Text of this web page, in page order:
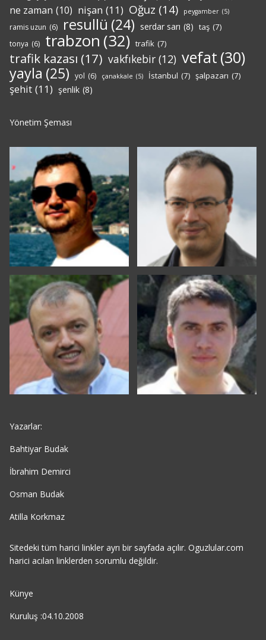
ne zaman (10) nişan (11) Oğuz (14) peygamber (5)
ramis uzun (6) resullü (24) serdar sarı (8) taş (7)
tonya (6) trabzon (32) trafik (7)
trafik kazası (17) vakfıkebir (12) vefat (30)
yayla (25) yol (6) çanakkale (5) İstanbul (7) şalpazarı (7)
şehit (11) şenlik (8)
Yönetim Şeması
Yazarlar:
Bahtiyar Budak
İbrahim Demirci
Osman Budak
Atilla Korkmaz
Sitedeki tüm harici linkler ayrı bir sayfada açılır. Oguzlular.com
harici acılan linklerden sorumlu değildir.
Künye
Kuruluş :04.10.2008